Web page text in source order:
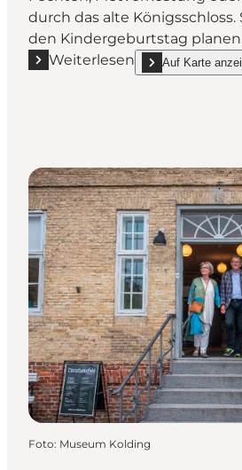
durch das alte Königsschloss.
den Kindergeburtstag
Weiterlesen
Mehr erfahren "Koldinghus –
Auf Karte
show Koldinghus
Foto: Museum Kolding